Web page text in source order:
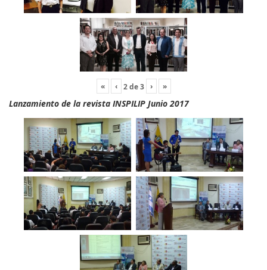
« ‹ 2de3 › »
Lanzamiento de la revista INSPILIP Junio 2017